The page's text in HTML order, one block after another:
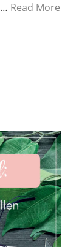
Read More